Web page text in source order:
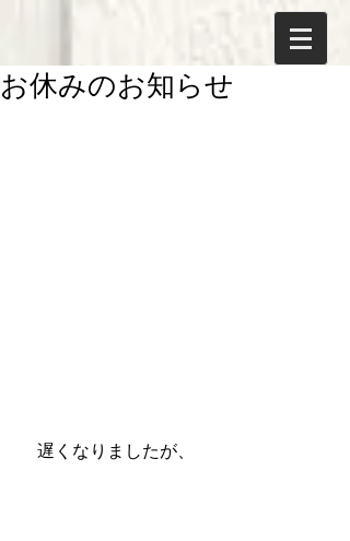
お休みのお知らせ
遅くなりましたが、